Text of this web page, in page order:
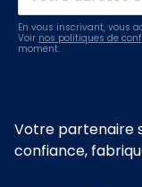
En vous inscrivant, vous
Voir nos politiques de
moment.
Votre partenaire
confiance,